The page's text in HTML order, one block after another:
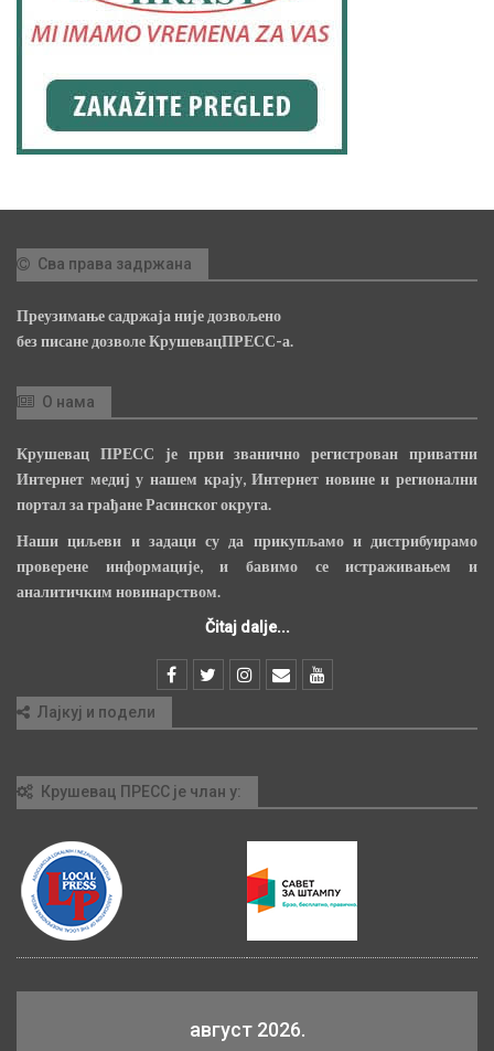
Сва права задржана
Преузимање садржаја није дозвољено
без писане дозволе КрушевацПРЕСС-а.
О нама
Крушевац ПРЕСС је први званично регистрован приватни
Интернет медиј у нашем крају, Интернет новине и регионални
портал за грађане Расинског округа.
Наши циљеви и задаци су да прикупљамо и дистрибуирамо
проверене информације, и бавимо се истраживањем и
аналитичким новинарством.
Čitaj dalje...
Лајкуј и подели
Крушевац ПРЕСС је члан у:
август 2026.